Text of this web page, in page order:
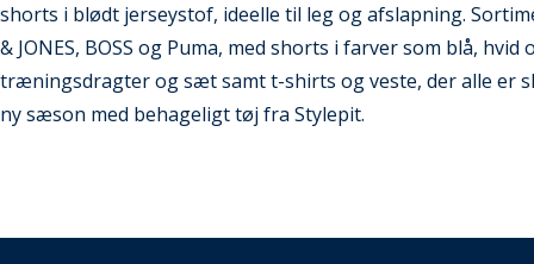
shorts i blødt jerseystof, ideelle til leg og afslapning.
& JONES, BOSS og Puma, med shorts i farver som blå,
træningsdragter og sæt samt t-shirts og veste, der alle er
ny sæson med behageligt tøj fra Stylepit.